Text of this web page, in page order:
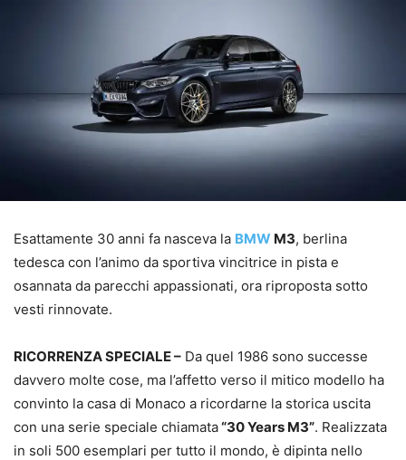
Esattamente 30 anni fa nasceva la BMW M3, berlina
tedesca con l’animo da sportiva vincitrice in pista e
osannata da parecchi appassionati, ora riproposta sotto
vesti rinnovate.
RICORRENZA SPECIALE – Da quel 1986 sono successe
davvero molte cose, ma l’affetto verso il mitico modello ha
convinto la casa di Monaco a ricordarne la storica uscita
con una serie speciale chiamata“30 Years M3”. Realizzata
in soli 500 esemplari per tutto il mondo, è dipinta nello